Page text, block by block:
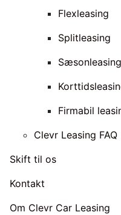
Flexleasing
Splitleasing
Sæsonleasing
Firmabil
Clevr Leasing FAQ
Skift til os
Kontakt
Om Clevr Car Leasing